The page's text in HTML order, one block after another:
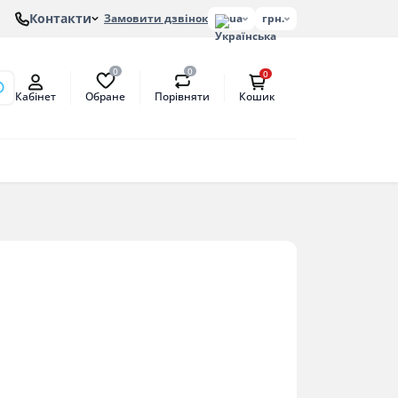
Контакти Замовити дзвінок ua грн.
Кабінет
0
Обране
0
Порівняти
0
Кошик